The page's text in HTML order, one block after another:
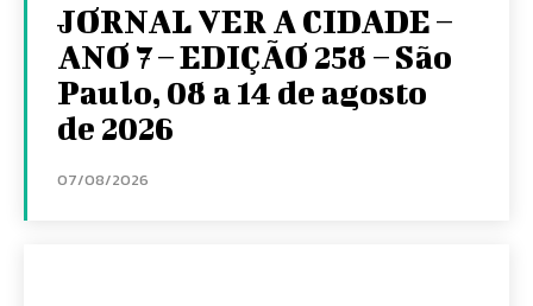
JORNAL VER A CIDADE –
ANO 7 – EDIÇÃO 258 – São
Paulo, 08 a 14 de agosto
de 2026
07/08/2026